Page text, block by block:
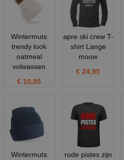
Wintermuts
trendy look
oatmeal
volwassen
€ 10,95
apre ski crew T-
shirt Lange
mouw
€ 24,95
Wintermuts
rode pistes zijn